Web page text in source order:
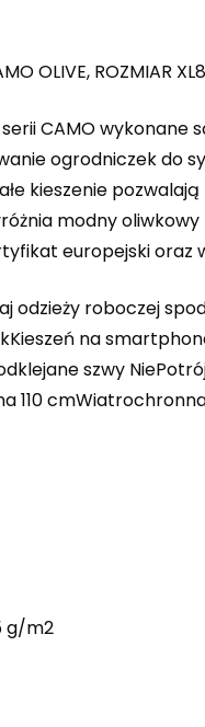
OLIVE, ROZMIAR
CAMO
ogrodniczek do
kieszenie
modny
europejski oraz
odzieży roboczej
na
szwy
110
g/m2